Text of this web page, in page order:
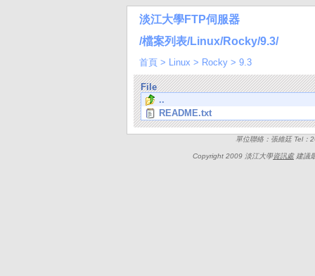
淡江大學FTP伺服器
/檔案列表/Linux/Rocky/9.3/
首頁 > Linux > Rocky > 9.3
File
..
README.txt
單位聯絡：張維廷 Tel
Copyright 2009 淡江大學資訊處建議